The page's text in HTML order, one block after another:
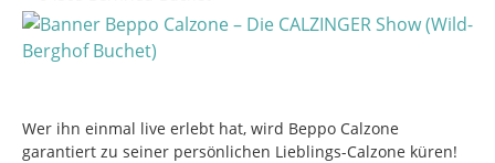
Wer ihn einmal live erlebt hat, wird Beppo Calzone
garantiert zu seiner persönlichen Lieblings-Calzone küren!